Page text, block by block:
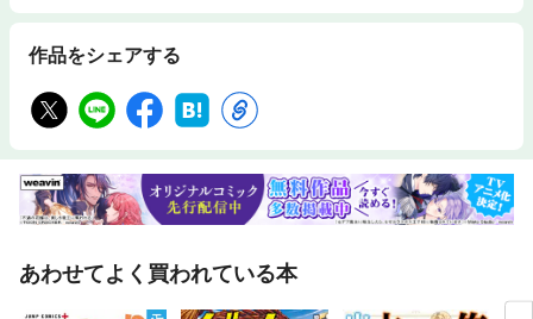
作品をシェアする
あわせてよく買われている本